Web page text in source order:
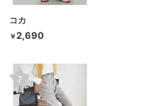
コカ
￥2,690